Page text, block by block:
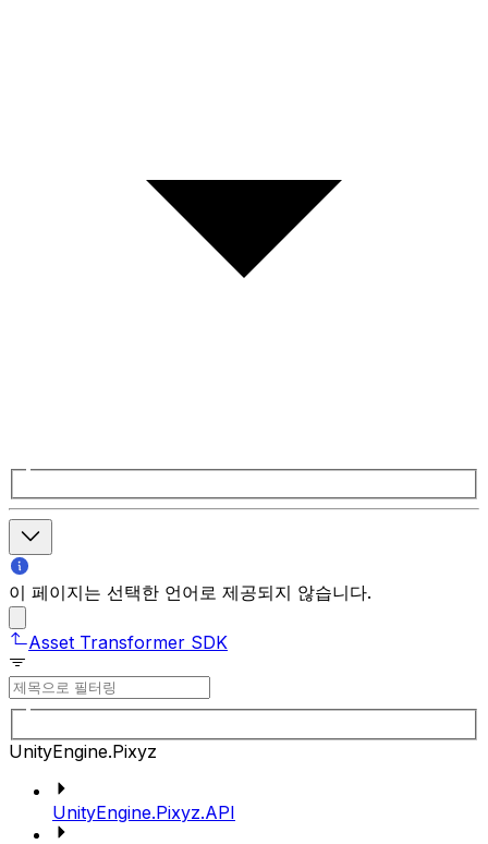
이 페이지는 선택한 언어로 제공되지 않습니다.
Asset Transformer SDK
UnityEngine.Pixyz
UnityEngine.Pixyz.API